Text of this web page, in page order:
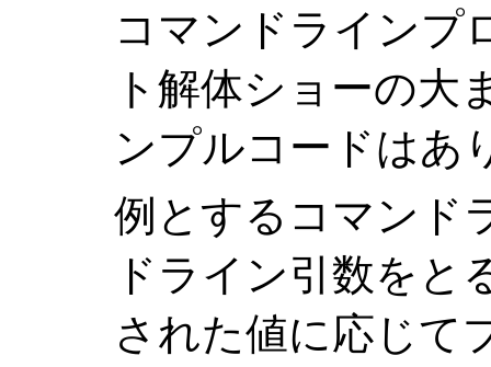
コマンドラインプ
ト解体ショーの大
ンプルコードはあ
例とするコマンド
ドライン引数をと
された値に応じて